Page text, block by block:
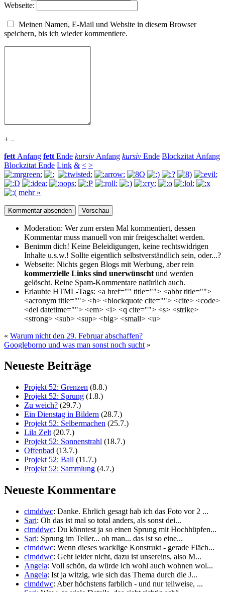
Webseite:
Meinen Namen, E-Mail und Website in diesem Browser
speichern, bis ich wieder kommentiere.
+ –
fett Anfang fett Ende kursiv Anfang kursiv Ende Blockzitat Anfang
Blockzitat Ende Link & < >
mehr »
Moderation: Wer zum ersten Mal kommentiert, dessen
Kommentar muss manuell von mir freigeschaltet werden.
Benimm dich! Keine Beleidigungen, keine rechtswidrigen
Inhalte u.s.w.! Sollte eigentlich selbst­verständlich sein, oder...?
Webseite: Nichts gegen Blogs mit Werbung, aber rein
kommerzielle Links sind unerwünscht und werden
gelöscht. Reine Spam-Kommentare natürlich auch.
Erlaubte HTML-Tags: <a href="" title=""> <abbr title="">
<acronym title=""> <b> <blockquote cite=""> <cite> <code>
<del datetime=""> <em> <i> <q cite=""> <s> <strike>
<strong> <sub> <sup> <big> <small> <u>
« Warum nicht den 29. Februar abschaffen?
Googleborno und was man sonst noch sucht »
Neueste Beiträge
Projekt 52: Grenzen (8.8.)
Projekt 52: Sprung (1.8.)
Zu weich? (29.7.)
Ein Dienstag in Bildern (28.7.)
Projekt 52: Selbermachen (25.7.)
Lila Zelt (20.7.)
Projekt 52: Sonnenstrahl (18.7.)
Offenbad (13.7.)
Projekt 52: Ball (11.7.)
Projekt 52: Sammlung (4.7.)
Neueste Kommentare
cimddwc: Danke. Ehrlich gesagt hab ich das Foto vor 2 ...
Sari: Oh das ist mal so total anders, als sonst dei...
cimddwc: Du könntest ja so einen Sprung mit Hochhüpfen...
Sari: Sprung im Teller... oh man... das ist so eine...
cimddwc: Wenn dieses wacklige Konstrukt - gerade Fläch...
cimddwc: Geht leider nicht, dazu ist unsereins, also M...
Angela: Voll schön, da würde ich wohl auch wohnen wol...
Angela: Ist ja witzig, wie sich das Thema durch die J...
cimddwc: Aber höchstens farblich - und nur teilweise, ...